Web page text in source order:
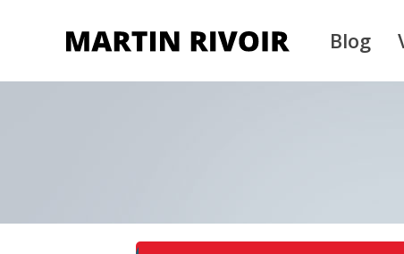
Blog